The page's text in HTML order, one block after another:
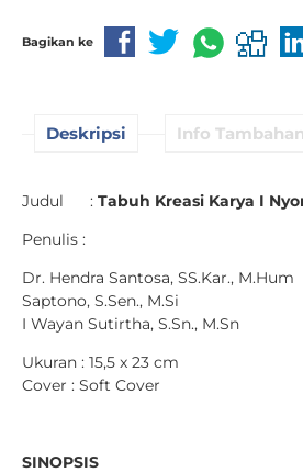
Bagikan ke
Deskripsi Info Tambahan
Judul : Tabuh Kreasi Karya I
Penulis :
Dr. Hendra Santosa, SS.Kar., M.Hum
Saptono, S.Sen., M.Si
I Wayan Sutirtha, S.Sn., M.Sn
Ukuran : 15,5 x 23 cm
Cover : Soft Cover
SINOPSIS